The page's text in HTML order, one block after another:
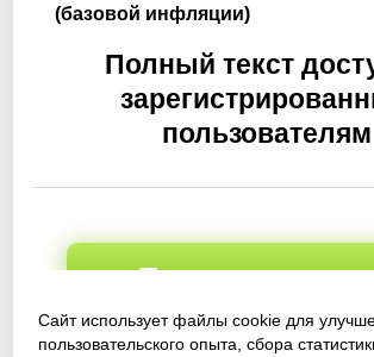
Сайт использует файлы cookie для
пользовательского опыта, сбора
(базовой инфляции)
Полный текст
пользователям
Получить